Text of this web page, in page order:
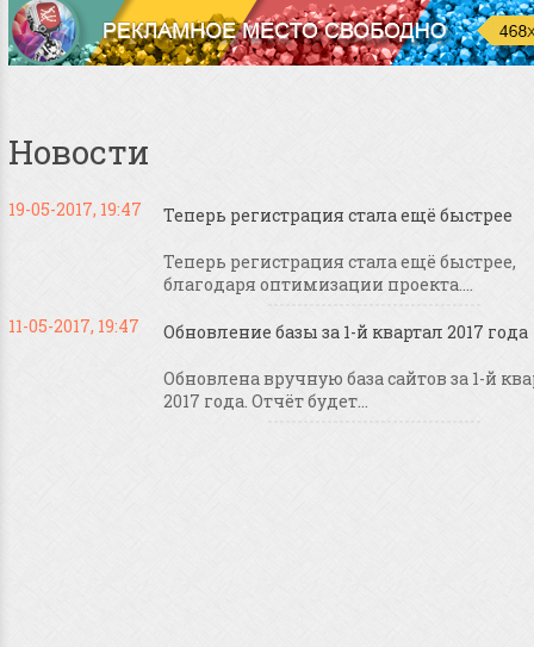
Новости
19-05-2017, 19:47 Теперь регистрация стала ещё быстрее
Теперь регистрация стала ещё быстрее,
благодаря оптимизации проекта....
11-05-2017, 19:47
Обновление базы за 1-й квартал 2017 года
Обновлена вручную база сайтов за 1-й
2017 года. Отчёт будет...